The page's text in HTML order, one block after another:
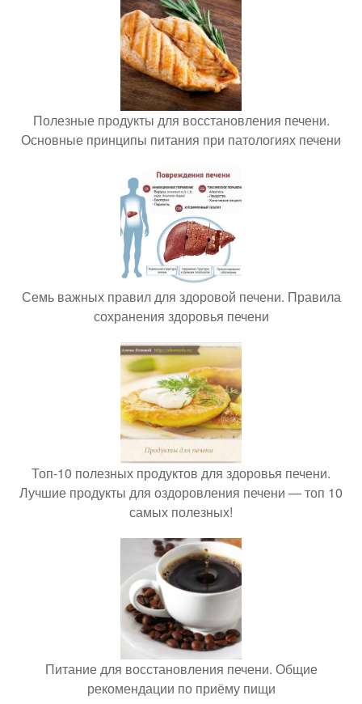
Полезные продукты для восстановления печени.
Основные принципы питания при патологиях печени
Семь важных правил для здоровой печени. Правила
сохранения здоровья печени
Топ-10 полезных продуктов для здоровья печени.
Лучшие продукты для оздоровления печени — топ 10
самых полезных!
Питание для восстановления печени. Общие
рекомендации по приёму пищи